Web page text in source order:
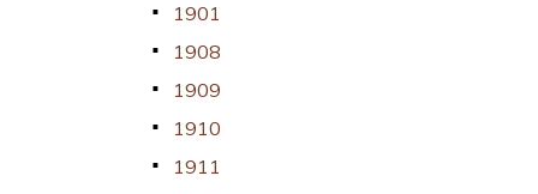
1901
1908
1909
1910
1911